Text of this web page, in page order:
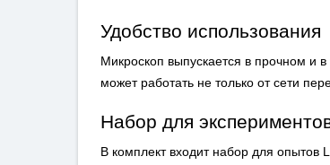
Удобство использования
Микроскоп выпускается в прочном и
может работать не только от сети
Набор для
В комплект входит набор для опытов